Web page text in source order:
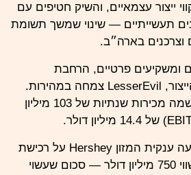
ייצור עצמאיים, והשיק חטיפים עם
תעשייתיים — שינוי שמשך תשומת
בארה״ב.
ומשקיעים פרטיים, הרחבת
המפעלים ושדרוג קווי הייצור, LesserEvil צמחה במהירות.
ב-2023 החברה כבר רשמה מכירות שנתיות של 103 מיליון
ב-3 באפריל 2025 הודיעה ענקית המזון Hershey על רכישת
LesserEvil בעסקה בשווי 750 מיליון דולר — סכום שעשוי